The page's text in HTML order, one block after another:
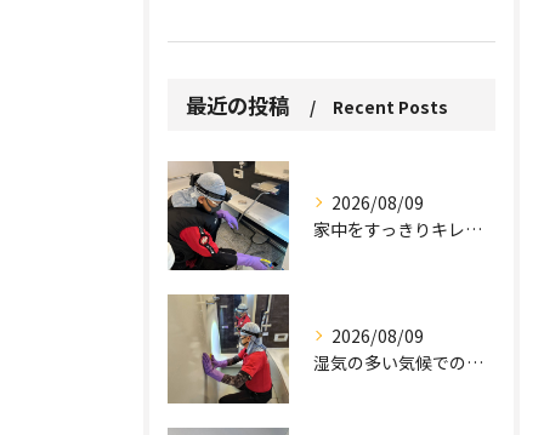
最近の投稿 Recent Posts
2026/08/09
家中をすっきりキレイに保ちましょう。
2026/08/09
湿気の多い気候での課題。